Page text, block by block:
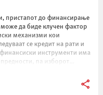
пристапот до финансирање
да биде клучен фактор
механизми кои
се кредит на рати и
инструменти има
па изборот